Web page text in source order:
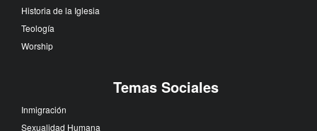
Historia de la Iglesia
Teología
Worship
Temas Sociales
Inmigración
Sexualidad Humana